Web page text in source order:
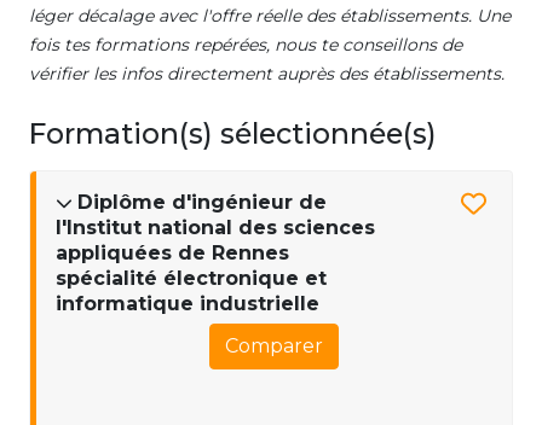
léger décalage avec l'offre réelle des établissements. Une
fois tes formations repérées, nous te conseillons de
vérifier les infos directement auprès des établissements.
Formation(s) sélectionnée(s)
Diplôme d'ingénieur de
l'Institut national des sciences
appliquées de Rennes
spécialité électronique et
informatique industrielle
Comparer